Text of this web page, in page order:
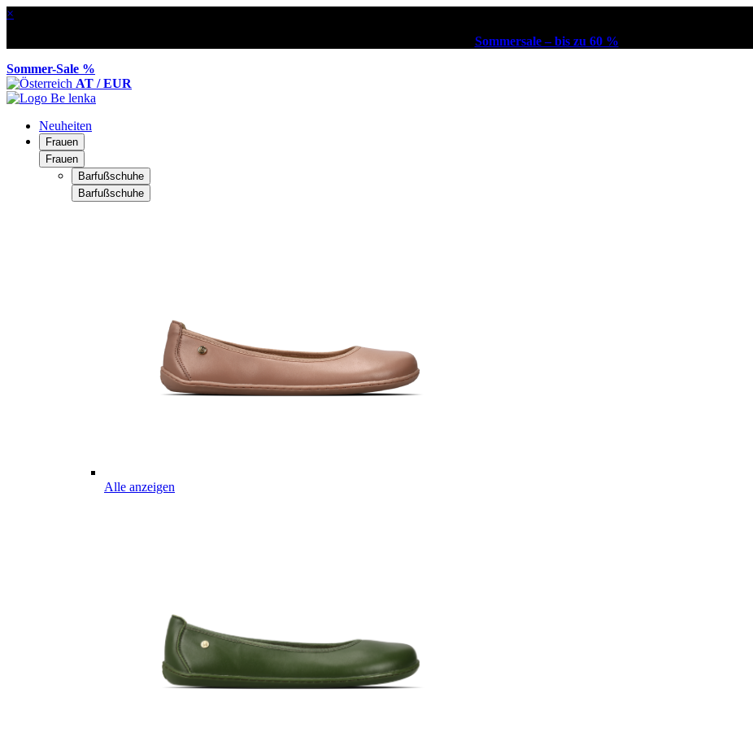
×
Sommersale – bis zu 60 %
Sommer-Sale %
AT / EUR
Neuheiten
Frauen
Frauen
Barfußschuhe
Barfußschuhe
Alle anzeigen